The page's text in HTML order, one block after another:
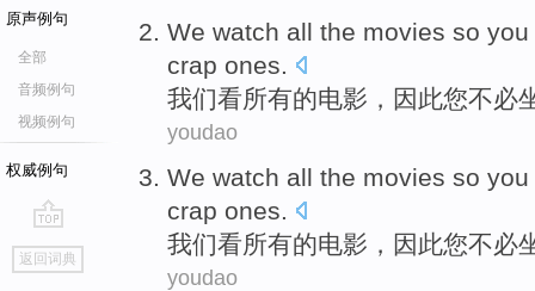
原声例句
全部
音频例句
视频例句
权威例句
go
top
返回词典
We watch all the movies so you
crap ones.
我们看所有的电影 ， 因此您不必
youdao
We watch all the movies so you
crap ones.
我们看所有的电影 ， 因此您不必
youdao